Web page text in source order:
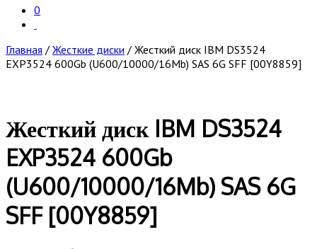
0
Главная / Жесткие диски / Жесткий диск IBM DS3524
EXP3524 600Gb (U600/10000/16Mb) SAS 6G SFF [00Y8859]
Жесткий диск IBM DS3524
EXP3524 600Gb
(U600/10000/16Mb) SAS 6G
SFF [00Y8859]